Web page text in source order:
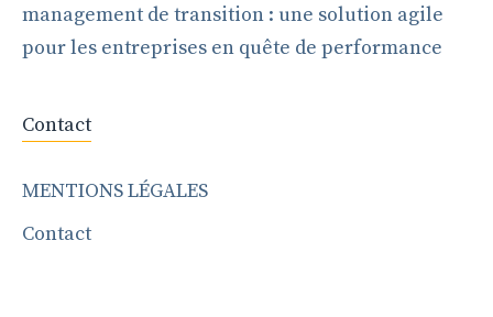
management de transition : une solution agile
pour les entreprises en quête de performance
Contact
MENTIONS LÉGALES
Contact